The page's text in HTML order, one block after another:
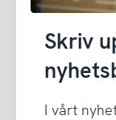
Skriv
I vårt